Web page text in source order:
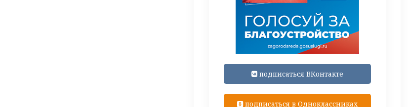
подписаться ВКонтакте
подписаться в Одноклассниках